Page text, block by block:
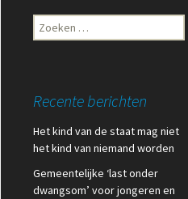
Zoeken
naar:
Recente berichten
Het kind van de staat mag niet
het kind van niemand worden
Gemeentelijke ‘last onder
dwangsom’ voor jongeren en